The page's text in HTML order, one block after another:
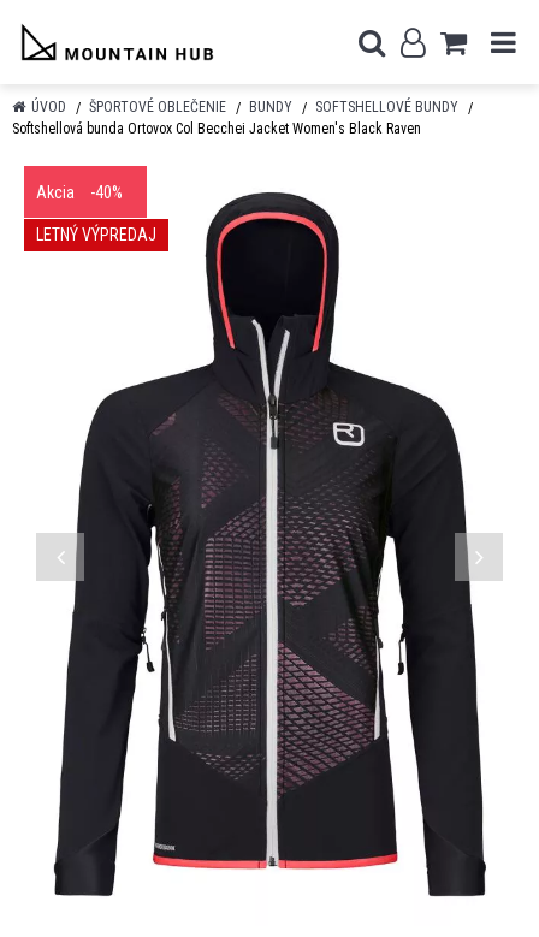
ÚVOD ŠPORTOVÉ OBLEČENIE BUNDY
SOFTSHELLOVÉ BUNDY
Softshellová bunda Ortovox Col Becchei Jacket Women's Black Raven
Akcia -40%
LETNÝ VÝPREDAJ